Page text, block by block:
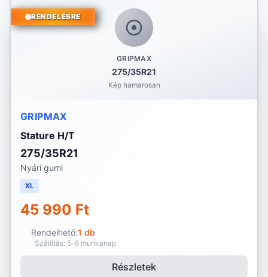
GRIPMAX
275/35R21
Kép hamarosan
RENDELÉSRE
GRIPMAX
Stature H/T
275/35R21
Nyári gumi
XL
45 990 Ft
Rendelhető:1 db
Szállítás: 5-6 munkanap
Részletek